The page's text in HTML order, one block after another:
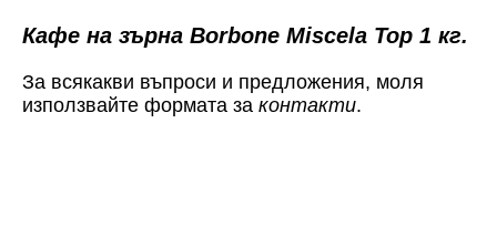
Кафе на зърна Borbone Miscela Top 1 кг.
За всякакви въпроси и предложения, моля
използвайте формата за контакти.